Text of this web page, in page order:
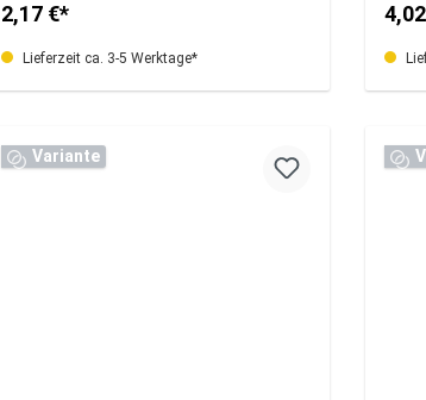
2,17 €*
Lieferzeit ca. 3-5 Werktage*
Variante